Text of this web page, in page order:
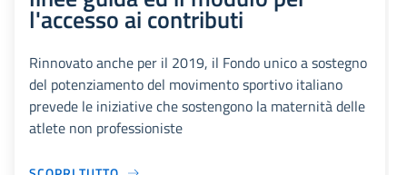
l'accesso ai contributi
Rinnovato anche per il 2019, il Fondo unico a sostegno
del potenziamento del movimento sportivo italiano
prevede le iniziative che sostengono la maternità delle
atlete non professioniste